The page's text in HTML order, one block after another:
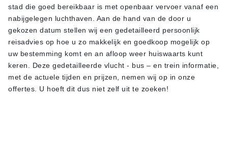
stad die goed bereikbaar is met openbaar vervoer vanaf een
nabijgelegen luchthaven. Aan de hand van de door u
gekozen datum stellen wij een gedetailleerd persoonlijk
reisadvies op hoe u zo makkelijk en goedkoop mogelijk op
uw bestemming komt en an afloop weer huiswaarts kunt
keren. Deze gedetailleerde vlucht - bus – en trein informatie,
met de actuele tijden en prijzen, nemen wij op in onze
offertes. U hoeft dit dus niet zelf uit te zoeken!